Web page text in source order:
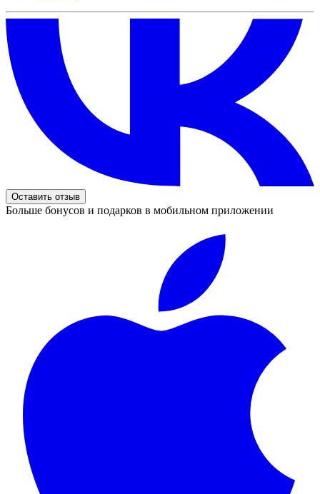
Оставить отзыв
Больше бонусов и подарков в мобильном приложении